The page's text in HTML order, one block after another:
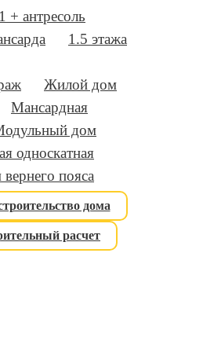
1 + антресоль
1.5 этажа
Жилой дом
Мансардная
дом
односкатная
пояса
дома
расчет